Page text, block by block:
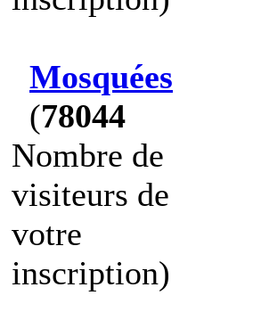
Mosquées
(78044
Nombre de
visiteurs de
votre
inscription)